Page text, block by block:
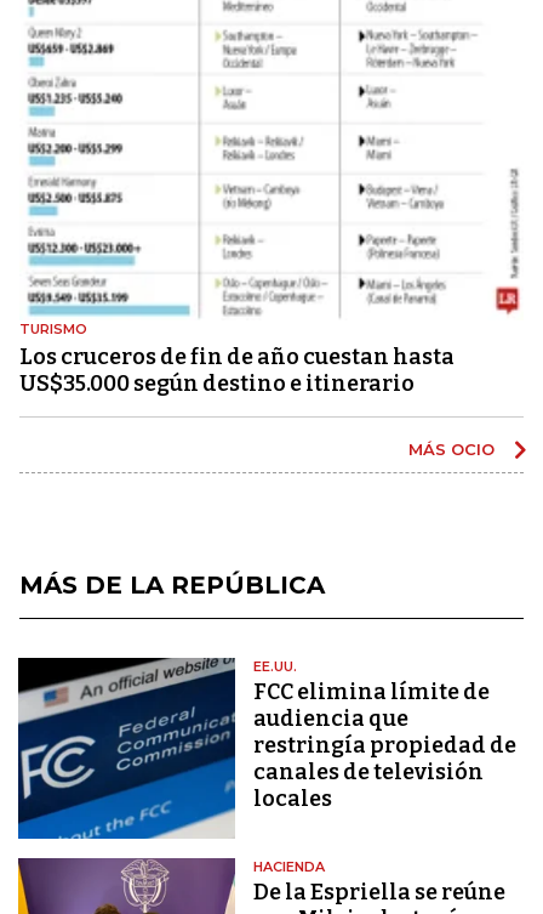
TURISMO
Los cruceros de fin de año cuestan hasta
US$35.000 según destino e itinerario
MÁS OCIO
MÁS DE LA REPÚBLICA
EE.UU.
FCC elimina límite de
audiencia que
restringía propiedad de
canales de televisión
locales
HACIENDA
De la Espriella se reúne